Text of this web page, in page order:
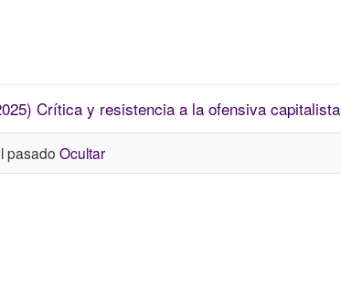
Crítica y resistencia a la ofensiva capitalista
pasado Ocultar